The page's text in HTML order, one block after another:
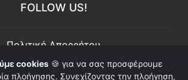
FOLLOW US!
Πολιτική Απορρήτου
Πολιτική Ποιότητας
cookies 🍪 για να σας προσφέρουμε
πλοήγησης. Συνεχίζοντας την πλοήγηση,